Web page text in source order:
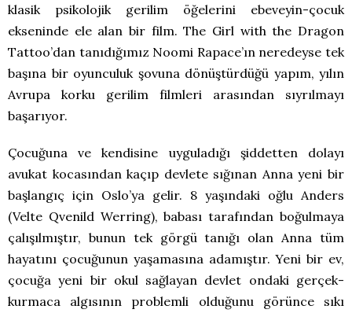
klasik psikolojik gerilim öğelerini ebeveyin-çocuk
ekseninde ele alan bir film. The Girl with the Dragon
Tattoo’dan tanıdığımız Noomi Rapace’ın neredeyse tek
başına bir oyunculuk şovuna dönüştürdüğü yapım, yılın
Avrupa korku gerilim filmleri arasından sıyrılmayı
başarıyor.
Çocuğuna ve kendisine uyguladığı şiddetten dolayı
avukat kocasından kaçıp devlete sığınan Anna yeni bir
başlangıç için Oslo’ya gelir. 8 yaşındaki oğlu Anders
(Velte Qvenild Werring), babası tarafından boğulmaya
çalışılmıştır, bunun tek görgü tanığı olan Anna tüm
hayatını çocuğunun yaşamasına adamıştır. Yeni bir ev,
çocuğa yeni bir okul sağlayan devlet ondaki gerçek-
kurmaca algısının problemli olduğunu görünce sıkı